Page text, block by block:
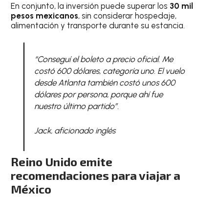
En conjunto, la inversión puede superar los 30 mil
pesos mexicanos, sin considerar hospedaje,
alimentación y transporte durante su estancia.
“Conseguí el boleto a precio oficial. Me
costó 600 dólares, categoría uno. El vuelo
desde Atlanta también costó unos 600
dólares por persona, porque ahí fue
nuestro último partido”.
Jack, aficionado inglés
Reino Unido emite
recomendaciones para viajar a
México